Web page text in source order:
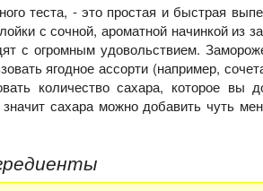
теста, - это простая и быстрая
с сочной, ароматной начинкой из
с огромным удовольствием.
ягодное ассорти (например,
количество сахара, которое вы
сахара можно добавить чуть